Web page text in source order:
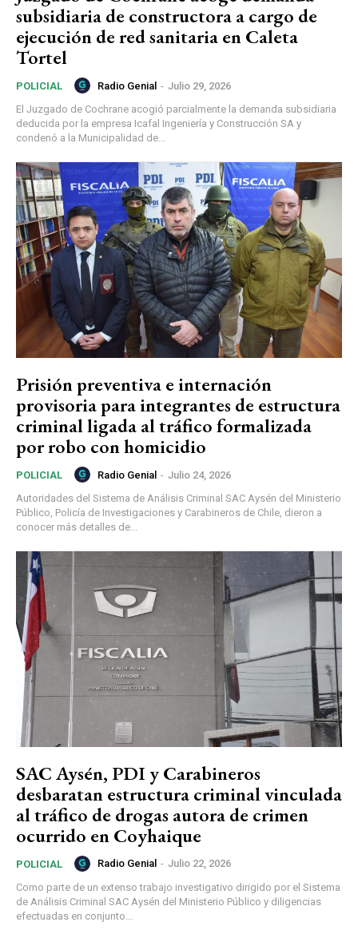
subsidiaria de constructora a cargo de
ejecución de red sanitaria en Caleta
Tortel
POLICIAL Radio Genial - Julio 29, 2026
El Juzgado de Cochrane acogió parcialmente la demanda subsidiaria
deducida por la empresa Icafal Ingeniería y Construcción SA y
condenó a la Municipalidad de...
Prisión preventiva e internación
provisoria para integrantes de estructura
criminal ligada al tráfico formalizada
por robo con homicidio
POLICIAL Radio Genial - Julio 24, 2026
Autoridades del Sistema de Análisis Criminal SAC Aysén del Ministerio
Público, Policía de Investigaciones y Carabineros de Chile, dieron a
conocer más detalles de...
SAC Aysén, PDI y Carabineros
desbaratan estructura criminal vinculada
al tráfico de drogas autora de crimen
ocurrido en Coyhaique
POLICIAL Radio Genial - Julio 22, 2026
Como parte de un extenso trabajo investigativo dirigido por el Sistema
de Análisis Criminal SAC Aysén del Ministerio Público y diligencias
efectuadas en conjunto...